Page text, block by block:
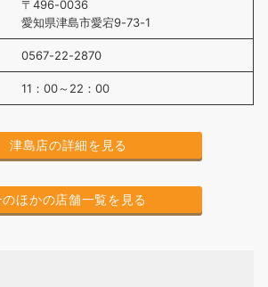
〒496-0036
愛知県津島市愛宕9-73-1
0567-22-2870
11：00～22：00
津島店の詳細を見る
のほかの店舗一覧を見る